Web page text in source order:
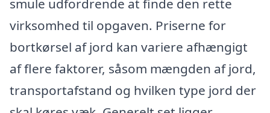
smule udfordrende at finde den rette
virksomhed til opgaven. Priserne for
bortkørsel af jord kan variere afhængigt
af flere faktorer, såsom mængden af jord,
transportafstand og hvilken type jord der